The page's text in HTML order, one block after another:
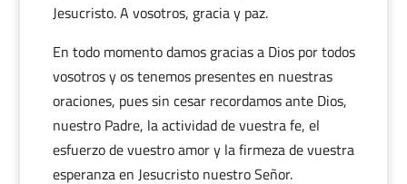
Jesucristo. A vosotros, gracia y paz.
En todo momento damos gracias a Dios por todos
vosotros y os tenemos presentes en nuestras
oraciones, pues sin cesar recordamos ante Dios,
nuestro Padre, la actividad de vuestra fe, el
esfuerzo de vuestro amor y la firmeza de vuestra
esperanza en Jesucristo nuestro Señor.